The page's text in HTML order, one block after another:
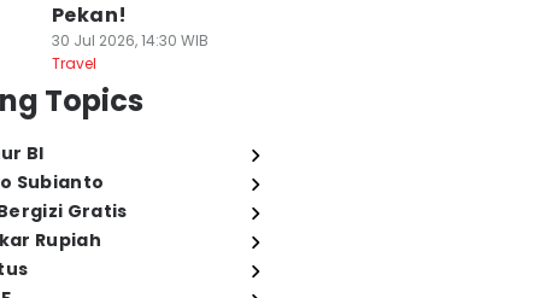
Pekan!
30 Jul 2026, 14:30 WIB
Travel
Topics
BI
Subianto
Gratis
Rupiah